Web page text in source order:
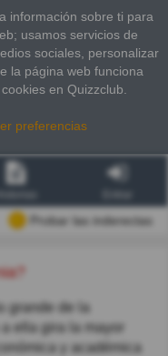
información sobre ti para
usamos servicios de
sociales, personalizar
la página web funciona
en Quizzclub.
preferencias
Probar las inderectas
grande de la
ella gira la mayor
y académica